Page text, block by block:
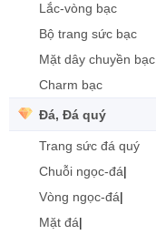
Lắc-vòng bạc
Bộ trang sức bạc
Mặt dây chuyền bạc
Charm bạc
Đá, Đá quý
Trang sức đá quý
Chuỗi ngọc-đá|
Vòng ngọc-đá|
Mặt đá|